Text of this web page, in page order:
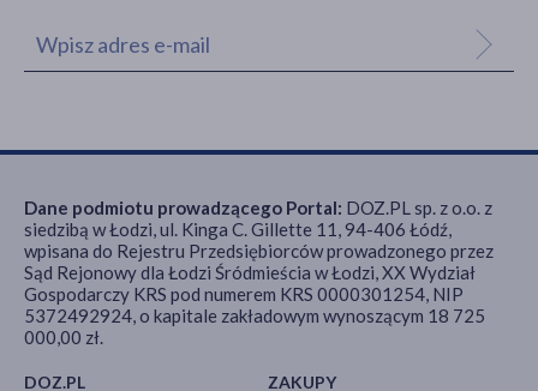
DOZ.PL ZAKUPY
Dane podmiotu prowadzącego Portal: DOZ.PL sp. z o.o. z
siedzibą w Łodzi, ul. Kinga C. Gillette 11, 94-406 Łódź,
wpisana do Rejestru Przedsiębiorców prowadzonego przez
Sąd Rejonowy dla Łodzi Śródmieścia w Łodzi, XX Wydział
Gospodarczy KRS pod numerem KRS 0000301254, NIP
5372492924, o kapitale zakładowym wynoszącym 18 725
000,00 zł.